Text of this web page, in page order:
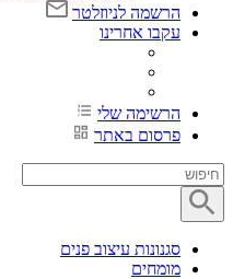
הרשמה לניוזלטר
עקבו אחרינו
הרשימה שלי
פרסום באתר
סגנונות עיצוב פנים
מומחים